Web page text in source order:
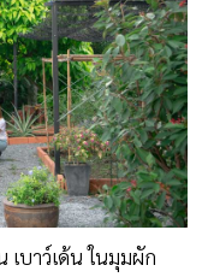
บาว์เด้น ในมุมผัก